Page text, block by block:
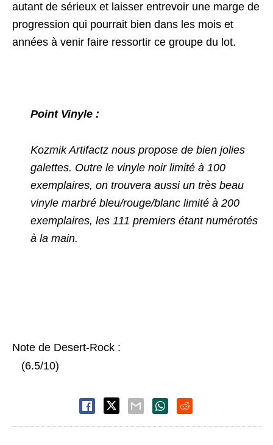
autant de sérieux et laisser entrevoir une marge de
progression qui pourrait bien dans les mois et
années à venir faire ressortir ce groupe du lot.
Point Vinyle :
Kozmik Artifactz nous propose de bien jolies
galettes. Outre le vinyle noir limité à 100
exemplaires, on trouvera aussi un très beau
vinyle marbré bleu/rouge/blanc limité à 200
exemplaires, les 111 premiers étant numérotés
à la main.
Note de Desert-Rock :
(6.5/10)